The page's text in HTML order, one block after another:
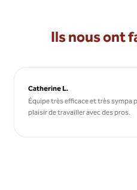
Ils nous ont
Catherine L.
Équipe très efficace et très sympa
plaisir de travailler avec des pros.